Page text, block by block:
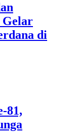
Gelar
di
81,